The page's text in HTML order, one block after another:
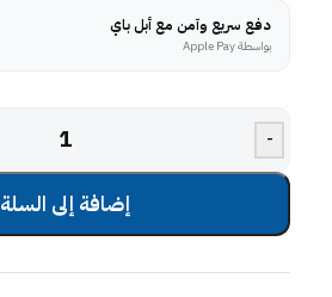
دفع سريع وآمن مع أبل باي
بواسطة Apple Pay
-
إضافة إلى السلة